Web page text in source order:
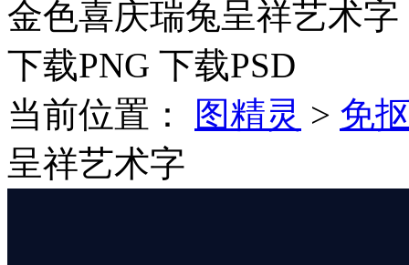
金色喜庆瑞兔呈祥艺术字
下载PNG 下载PSD
当前位置：
图精灵 > 免
呈祥艺术字